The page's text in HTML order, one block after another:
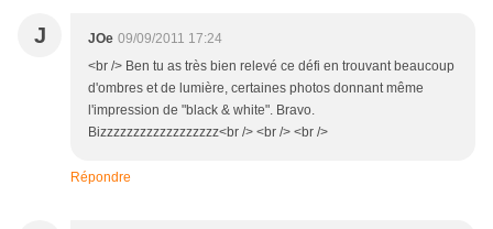
J JOe 09/09/2011 17:24
<br /> Ben tu as très bien relevé ce défi en trouvant beaucoup
d'ombres et de lumière, certaines photos donnant même
l'impression de "black & white". Bravo.
Bizzzzzzzzzzzzzzzzzz<br /> <br /> <br />
Répondre